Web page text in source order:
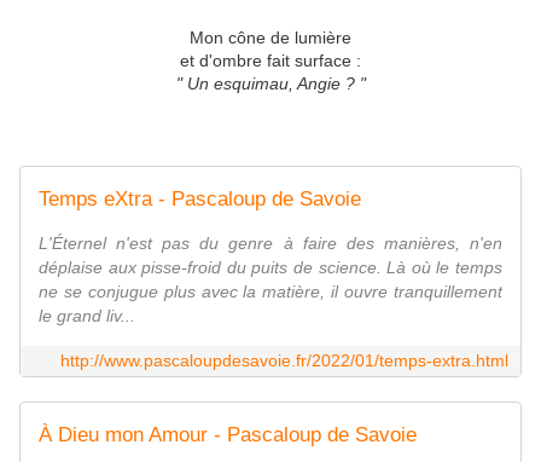
Mon cône de lumière
et d'ombre fait surface :
" Un esquimau, Angie ? "
Temps eXtra - Pascaloup de Savoie
L'Éternel n'est pas du genre à faire des manières, n'en
déplaise aux pisse-froid du puits de science. Là où le temps
ne se conjugue plus avec la matière, il ouvre tranquillement
le grand liv...
http://www.pascaloupdesavoie.fr/2022/01/temps-extra.html
À Dieu mon Amour - Pascaloup de Savoie